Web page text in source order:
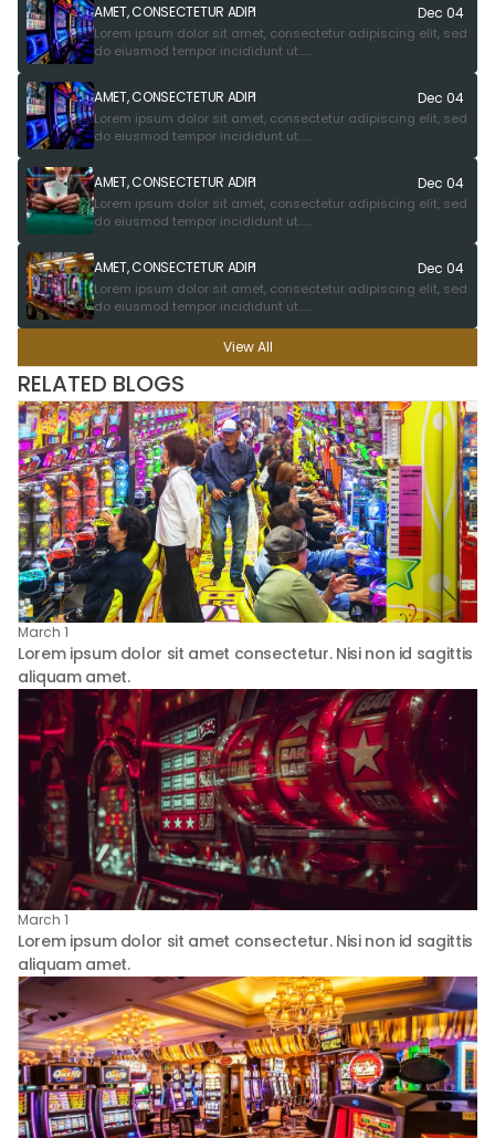
Dec 04
AMET, CONSECTETUR ADIPI
Lorem ipsum dolor sit amet, consectetur adipiscing elit, sed
do eiusmod tempor incididunt ut......
Dec 04
AMET, CONSECTETUR ADIPI
Lorem ipsum dolor sit amet, consectetur adipiscing elit, sed
do eiusmod tempor incididunt ut......
Dec 04
AMET, CONSECTETUR ADIPI
Lorem ipsum dolor sit amet, consectetur adipiscing elit, sed
do eiusmod tempor incididunt ut......
Dec 04
AMET, CONSECTETUR ADIPI
Lorem ipsum dolor sit amet, consectetur adipiscing elit, sed
do eiusmod tempor incididunt ut......
View All
RELATED BLOGS
March 1
Lorem ipsum dolor sit amet consectetur. Nisi non id sagittis
aliquam amet.
March 1
Lorem ipsum dolor sit amet consectetur. Nisi non id sagittis
aliquam amet.